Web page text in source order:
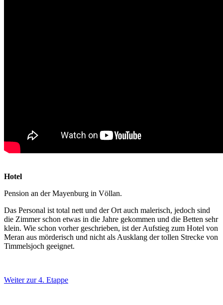
Hotel
Pension an der Mayenburg in Völlan.
Das Personal ist total nett und der Ort auch malerisch, jedoch sind
die Zimmer schon etwas in die Jahre gekommen und die Betten sehr
klein. Wie schon vorher geschrieben, ist der Aufstieg zum Hotel von
Meran aus mörderisch und nicht als Ausklang der tollen Strecke von
Timmelsjoch geeignet.
Weiter zur 4. Etappe